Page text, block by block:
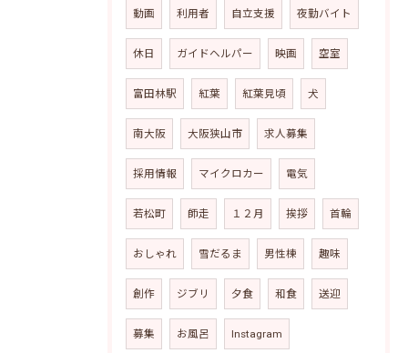
動画 利用者 自立支援 夜勤バイト
休日 ガイドヘルパー 映画 空室
富田林駅 紅葉 紅葉見頃 犬
南大阪 大阪狭山市 求人募集
採用情報 マイクロカー 電気
若松町 師走 １２月 挨拶 首輪
おしゃれ 雪だるま 男性棟 趣味
創作 ジブリ 夕食 和食 送迎
募集 お風呂 Instagram